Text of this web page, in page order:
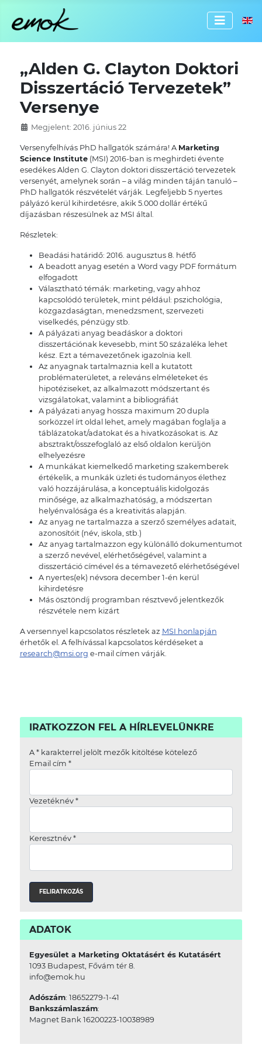
„Alden G. Clayton Doktori
Disszertáció Tervezetek”
Versenye
Megjelent: 2016. június 22
Versenyfelhívás PhD hallgatók számára! A Marketing
Science Institute(MSI) 2016-ban is meghirdeti évente
esedékes Alden G. Clayton doktori disszertáció tervezetek
versenyét, amelynek során – a világ minden táján tanuló –
PhD hallgatók részvételét várják. Legfeljebb 5 nyertes
pályázó kerül kihirdetésre, akik 5.000 dollár értékű
díjazásban részesülnek az MSI által.
Részletek:
Beadási határidő: 2016. augusztus 8. hétfő
A beadott anyag esetén a Word vagy PDF formátum
elfogadott
Választható témák: marketing, vagy ahhoz
kapcsolódó területek, mint például: pszichológia,
közgazdaságtan, menedzsment, szervezeti
viselkedés, pénzügy stb.
A pályázati anyag beadáskor a doktori
disszertációnak kevesebb, mint 50 százaléka lehet
kész. Ezt a témavezetőnek igazolnia kell.
Az anyagnak tartalmaznia kell a kutatott
problématerületet, a releváns elméleteket és
hipotéziseket, az alkalmazott módszertant és
vizsgálatokat, valamint a bibliográfiát
A pályázati anyag hossza maximum 20 dupla
sorközzel írt oldal lehet, amely magában foglalja a
táblázatokat/adatokat és a hivatkozásokat is. Az
absztrakt/összefoglaló az első oldalon kerüljön
elhelyezésre
A munkákat kiemelkedő marketing szakemberek
értékelik, a munkák üzleti és tudományos élethez
való hozzájárulása, a konceptuális kidolgozás
minősége, az alkalmazhatóság, a módszertan
helyénvalósága és a kreativitás alapján.
Az anyag ne tartalmazza a szerző személyes adatait,
azonosítóit (név, iskola, stb.)
Az anyag tartalmazzon egy különálló dokumentumot
a szerző nevével, elérhetőségével, valamint a
disszertáció címével és a témavezető elérhetőségével
A nyertes(ek) névsora december 1-én kerül
kihirdetésre
Más ösztöndíj programban résztvevő jelentkezők
részvétele nem kizárt
A versennyel kapcsolatos részletek az MSI honlapján
érhetők el. A felhívással kapcsolatos kérdéseket a
research@msi.org e-mail címen várják.
IRATKOZZON FEL A HÍRLEVELÜNKRE
A *karakterrel jelölt mezők kitöltése kötelező
Email cím *
Vezetéknév *
Keresztnév *
ADATOK
Egyesület a Marketing Oktatásért és Kutatásért
1093 Budapest, Fővám tér 8.
info@emok.hu
Adószám: 18652279-1-41
Bankszámlaszám:
Magnet Bank 16200223-10038989